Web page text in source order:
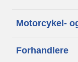
Motorcykel-
Forhandlere